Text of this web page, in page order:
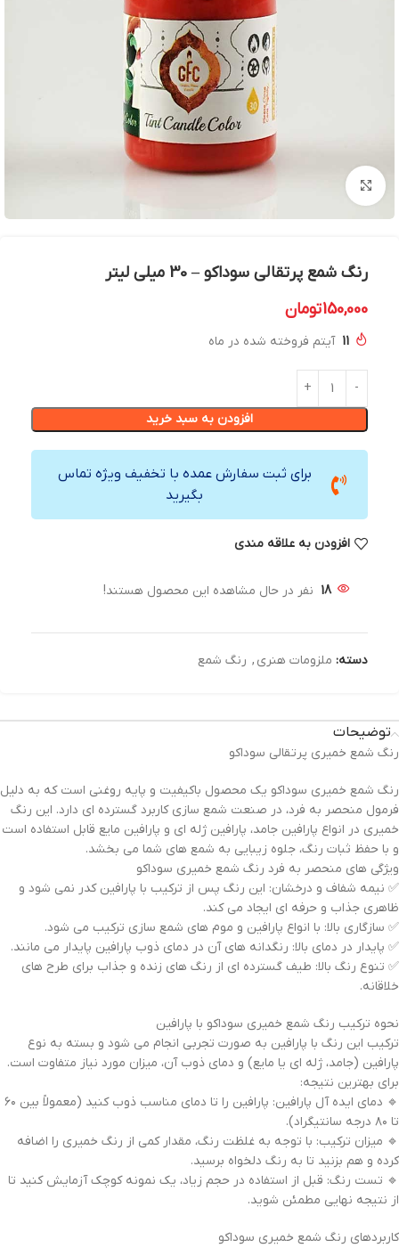
بزرگنمایی تصویر
رنگ شمع پرتقالی سوداکو – 30 میلی لیتر
150,000تومان
11 آیتم فروخته شده در ماه
افزودن به سبد خرید
برای ثبت سفارش عمده با تخفیف ویژه تماس
بگیرید
افزودن به علاقه مندی
18 نفر در حال مشاهده این محصول هستند!
دسته: ملزومات هنری , رنگ شمع
توضیحات
رنگ شمع خمیری پرتقالی سوداکو
رنگ شمع خمیری سوداکو یک محصول باکیفیت و پایه روغنی است که به دلیل
فرمول منحصر به فرد، در صنعت شمع سازی کاربرد گسترده ای دارد. این رنگ
خمیری در انواع پارافین جامد، پارافین ژله ای و پارافین مایع قابل استفاده است
و با حفظ ثبات رنگ، جلوه زیبایی به شمع های شما می بخشد.
ویژگی های منحصر به فرد رنگ شمع خمیری سوداکو
✅ نیمه شفاف و درخشان: این رنگ پس از ترکیب با پارافین کدر نمی شود و
ظاهری جذاب و حرفه ای ایجاد می کند.
✅ سازگاری بالا: با انواع پارافین و موم های شمع سازی ترکیب می شود.
✅ پایدار در دمای بالا: رنگدانه های آن در دمای ذوب پارافین پایدار می مانند.
✅ تنوع رنگ بالا: طیف گسترده ای از رنگ های زنده و جذاب برای طرح های
خلاقانه.
نحوه ترکیب رنگ شمع خمیری سوداکو با پارافین
ترکیب این رنگ با پارافین به صورت تجربی انجام می شود و بسته به نوع
پارافین (جامد، ژله ای یا مایع) و دمای ذوب آن، میزان مورد نیاز متفاوت است.
برای بهترین نتیجه:
🔹 دمای ایده آل پارافین: پارافین را تا دمای مناسب ذوب کنید (معمولاً بین ۶۰
تا ۸۰ درجه سانتیگراد).
🔹 میزان ترکیب: با توجه به غلظت رنگ، مقدار کمی از رنگ خمیری را اضافه
کرده و هم بزنید تا به رنگ دلخواه برسید.
🔹 تست رنگ: قبل از استفاده در حجم زیاد، یک نمونه کوچک آزمایش کنید تا
از نتیجه نهایی مطمئن شوید.
کاربردهای رنگ شمع خمیری سوداکو